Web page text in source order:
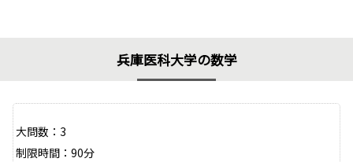
兵庫医科大学の数学
大問数：3
制限時間：90分